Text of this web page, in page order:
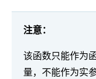
注意：
该函数只能作为
量，不能作为实